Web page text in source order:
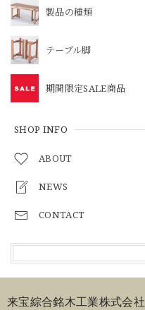
製品の種類
テーブル脚
期間限定SALE商品
SHOP INFO
ABOUT
NEWS
CONTACT
来宝綜合銘木工業株式会社